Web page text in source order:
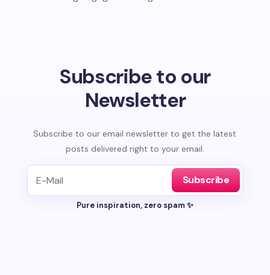
Subscribe to our
Newsletter
Subscribe to our email newsletter to get the latest
posts delivered right to your email.
Subscribe
Pure inspiration, zero spam ✨